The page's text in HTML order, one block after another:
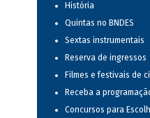
História
Quintas no BNDES
Sextas instrumentais
Reserva de ingressos
Filmes e festivais de
Receba a
Concursos para